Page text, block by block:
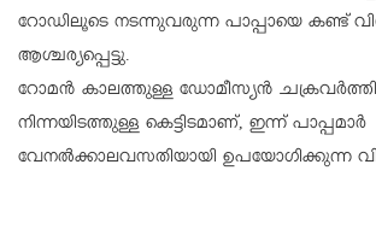
റോഡിലൂടെ നടന്നുവരുന്ന പാപ്പായെ കണ്ട്
ആശ്ചര്യപ്പെട്ടു.
റോമന്‍ കാലത്തുള്ള ഡോമീസ്യന്‍
നിന്നയിടത്തുള്ള കെട്ടിടമാണ്, ഇന്ന് പാപ്പമാര്‍
വേനല്‍ക്കാലവസതിയായി ഉപയോഗിക്കുന്ന